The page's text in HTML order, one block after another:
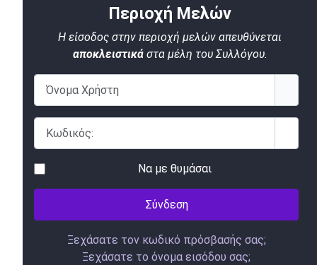
Περιοχή Μελών
Η είσοδος στην περιοχή μελών απευθύνεται
αποκλειστικάστα μέλη του Συλλόγου.
Όνομα Χρήστη
Κωδικός:
Να με θυμάσαι
Σύνδεση
Ξεχάσατε τον κωδικό πρόσβασής σας;
Ξεχάσατε το όνομα εισόδου σας;